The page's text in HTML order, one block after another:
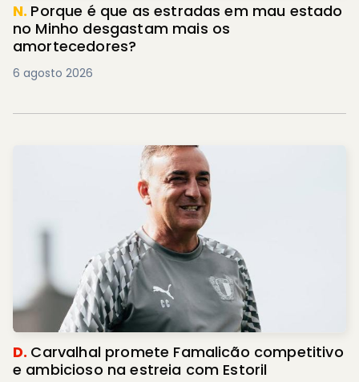
N. Porque é que as estradas em mau estado
no Minho desgastam mais os
amortecedores?
6 agosto 2026
D. Carvalhal promete Famalicão competitivo
e ambicioso na estreia com Estoril